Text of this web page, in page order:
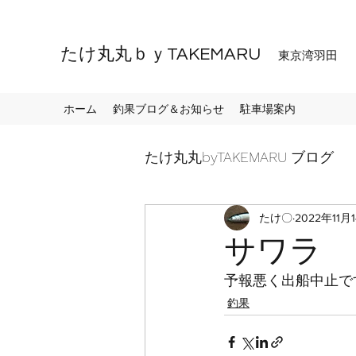
たけ丸丸ｂｙTAKEMARU 東京湾羽田
ホーム 釣果ブログ＆お知らせ 駐車場案内
たけ丸丸byTAKEMARU ブログ
サワラ
たけ〇 2022年11月
予報悪く出船中止で
釣果